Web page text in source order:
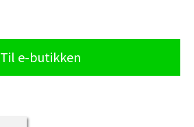
Til e-butikken